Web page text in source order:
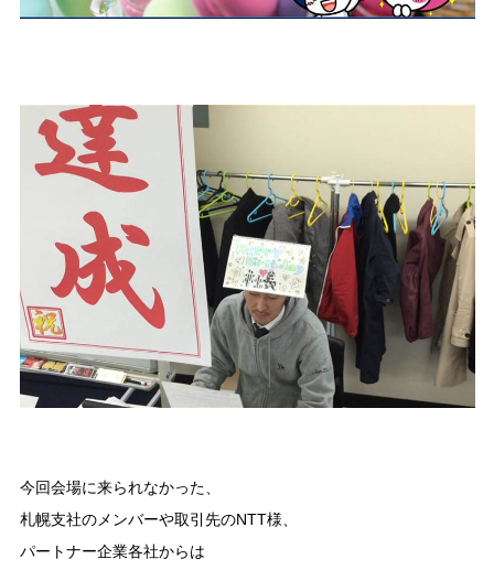
今回会場に来られなかった、
札幌支社のメンバーや取引先のNTT様、
パートナー企業各社からは